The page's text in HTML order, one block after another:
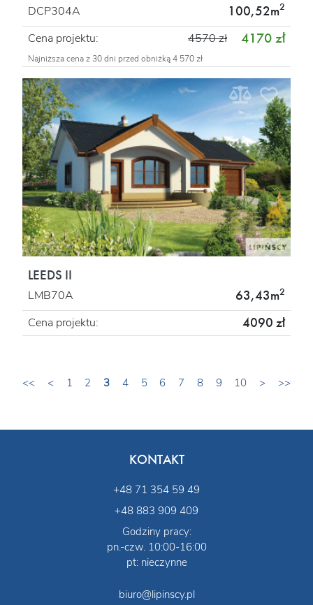
DCP304A 100,52m2
Cena projektu: 4170 zł
4570 zł
Najniższa cena z 30 dni przed obniżką 4 570 zł
LEEDS II
LMB70A 63,43m2
Cena projektu: 4090 zł
<< < 1 2 3 4 5 6 7 8 9 10 > >>
KONTAKT
+48 71 354 59 49
+48 883 909 409
Godziny pracy:
pn.-czw. 10:00-16:00
pt: nieczynne
biuro@lipinscy.pl